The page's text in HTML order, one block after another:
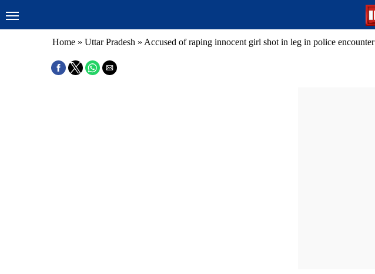
Home » Uttar Pradesh » Accused of raping innocent girl shot in leg in police encounter